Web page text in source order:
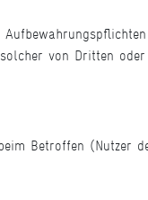
von Dritten oder
Betroffen (Nutzer